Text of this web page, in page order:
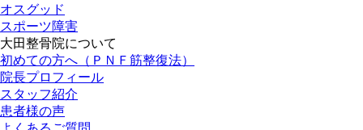
オスグッド
スポーツ障害
大田整骨院について
初めての方へ（ＰＮＦ筋整復法）
院長プロフィール
スタッフ紹介
患者様の声